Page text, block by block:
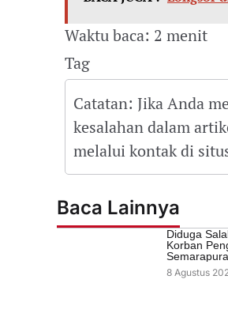
Waktu baca: 2 menit
Tag
Catatan: Jika Anda
kesalahan dalam
melalui kontak di
Baca Lainnya
Diduga
Korban
Semarapura
8 Agustus